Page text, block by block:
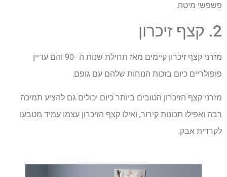
פשפשי מיטה.
2. קצף זיכרון
מזרני קצף זיכרון קיימים מאז תחילת שנות ה -90 והם עדיין
פופולריים כיום בזכות הנוחות שלהם עם גופם.
מזרני קצף הזיכרון הטובים ביותר כיום יכולים גם להציע תמיכה
רבה ואפילו תכונות קירור, ואילו קצף הזיכרון עצמו עמיד מטבעו
לקרדית אבק.